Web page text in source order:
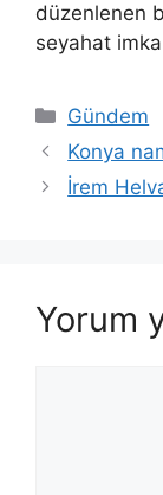
düzenlenen
seyahat
Kategoriler
Gündem
Konya
İrem
Yorum